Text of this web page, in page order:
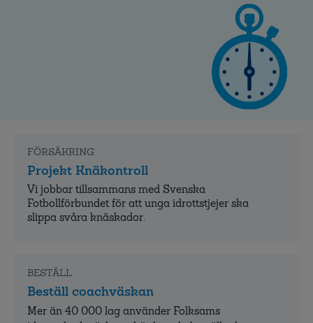
FÖRSÄKRING
Projekt Knäkontroll
Vi jobbar tillsammans med Svenska
Fotbollförbundet för att unga idrottstjejer ska
slippa svåra knäskador.
BESTÄLL
Beställ coachväskan
Mer än 40 000 lag använder Folksams